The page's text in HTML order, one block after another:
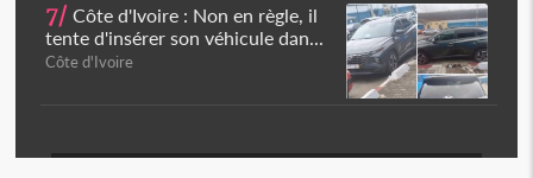
7/ Côte d'Ivoire : Non en règle, il
tente d'insérer son véhicule dan...
Côte d'Ivoire